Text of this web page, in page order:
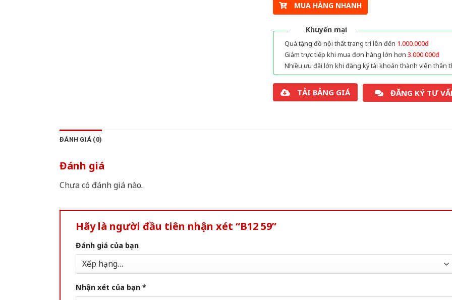
MUA HÀNG NHANH
Khuyến mại
Quà tặng đồ nội thất trang trí lên đến 1.000.000đ
Giảm trực tiếp khi mua đơn hàng lớn hơn 3.000.000đ
Nhiều ưu đãi lớn khi đăng ký tài khoản thành viên thân
TẢI BẢNG GIÁ ĐĂNG KÝ TƯ
ĐÁNH GIÁ (0)
Đánh giá
Chưa có đánh giá nào.
Hãy là người đầu tiên nhận xét “B12 59”
Đánh giá của bạn
Nhận xét của bạn *